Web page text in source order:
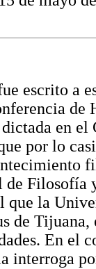
escrito a
en
por lo
Filosofía
la
de
En el
interroga